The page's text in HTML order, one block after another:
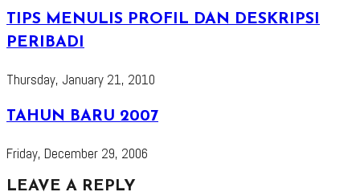
TIPS MENULIS PROFIL DAN DESKRIPSI
PERIBADI
Thursday, January 21, 2010
TAHUN BARU 2007
Friday, December 29, 2006
LEAVE A REPLY